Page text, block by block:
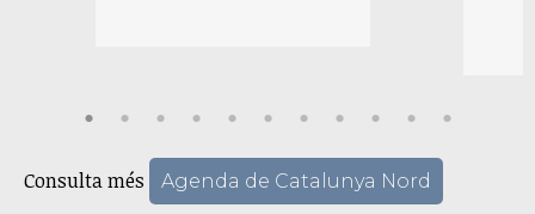
Consulta més Agenda de Catalunya Nord